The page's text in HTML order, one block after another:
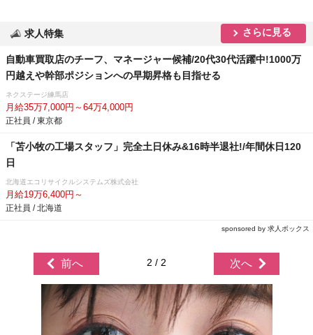
求人特集 さらに見る
自動車買取店のチーフ、マネージャー候補/20代30代活躍中!1000万
円越えや幹部ポジションへの早期昇格も目指せる
ネクステージ練馬店
月給35万7,000円～64万4,000円
正社員 / 東京都
「苫小牧の工場スタッフ」完全土日休み&16時半退社!/年間休日120
日
北海道エコリサイクルシステムズ株式会社
月給19万6,400円～
正社員 / 北海道
sponsored by 求人ボックス
前へ 2 / 2 次へ